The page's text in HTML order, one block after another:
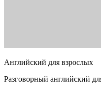
Английский для взрослых
Разговорный английский